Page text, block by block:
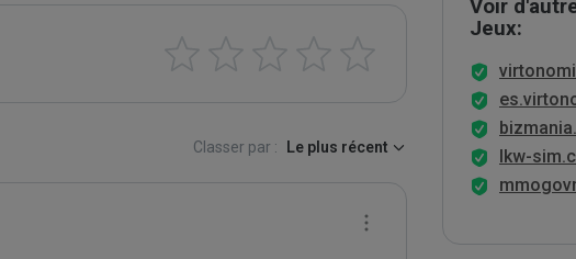
Classer par : Le plus récent
Voir
Jeux:
lkw-